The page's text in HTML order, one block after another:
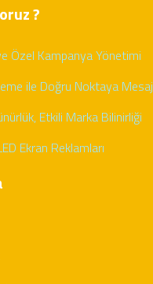
?
Özel Kampanya Yönetimi
ile Doğru Noktaya Mesaj
Etkili Marka Bilinirliği
Ekran Reklamları